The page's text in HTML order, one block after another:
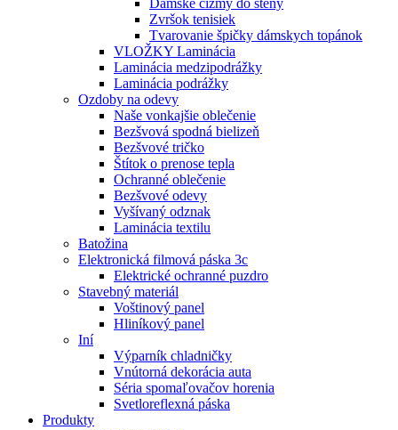
Dámske čižmy do steny
Zvršok tenisiek
Tvarovanie špičky dámskych topánok
VLOŽKY Laminácia
Laminácia medzipodrážky
Laminácia podrážky
Ozdoby na odevy
Naše vonkajšie oblečenie
Bezšvová spodná bielizeň
Bezšvové tričko
Štítok o prenose tepla
Ochranné oblečenie
Bezšvové odevy
Vyšívaný odznak
Laminácia textilu
Batožina
Elektronická filmová páska 3c
Elektrické ochranné puzdro
Stavebný materiál
Voštinový panel
Hliníkový panel
Iní
Výparník chladničky
Vnútorná dekorácia auta
Séria spomaľovačov horenia
Svetloreflexná páska
Produkty